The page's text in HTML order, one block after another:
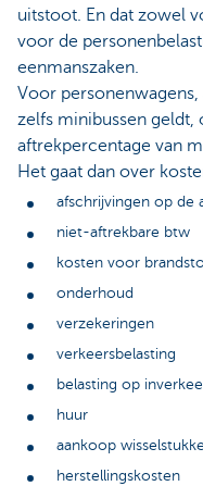
uitstoot. En dat zowel
voor de
eenmanszaken.
Voor
zelfs minibussen geldt,
aftrekpercentage van
Het gaat dan over
afschrijvingen op de
niet-aftrekbare btw
kosten voor
onderhoud
verzekeringen
verkeersbelasting
belasting op
huur
aankoop
herstellingskosten